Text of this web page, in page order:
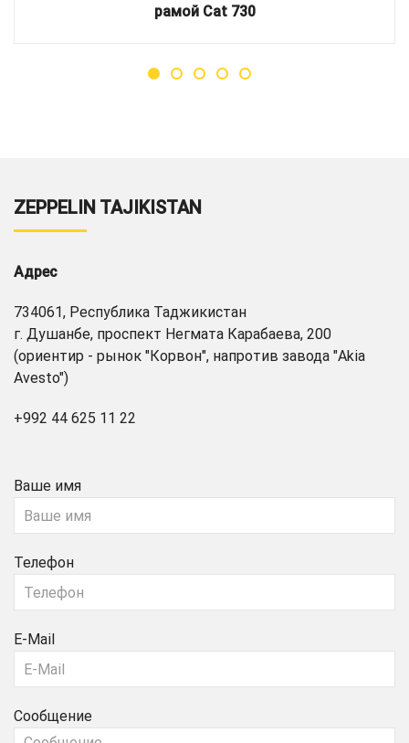
рамой Cat 730
ZEPPELIN TAJIKISTAN
Адрес
734061, Республика Таджикистан
г. Душанбе, проспект Негмата Карабаева, 200
(ориентир - рынок "Корвон", напротив завода "Akia
Avesto")
+992 44 625 11 22
Ваше имя
Телефон
E-Mail
Сообщение